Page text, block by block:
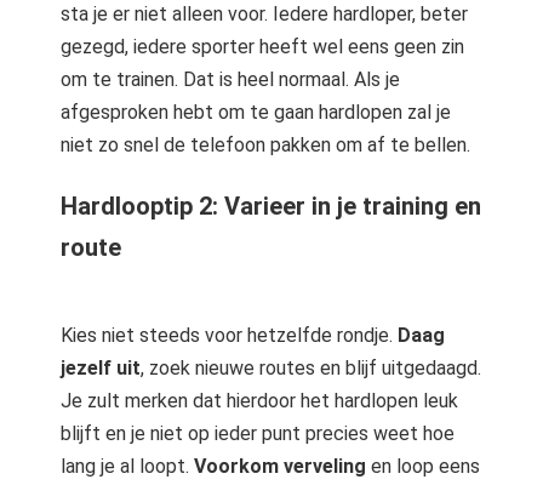
sta je er niet alleen voor. Iedere hardloper, beter
gezegd, iedere sporter heeft wel eens geen zin
om te trainen. Dat is heel normaal. Als je
afgesproken hebt om te gaan hardlopen zal je
niet zo snel de telefoon pakken om af te bellen.
Hardlooptip 2: Varieer in je training en
route
Kies niet steeds voor hetzelfde rondje. Daag
jezelf uit, zoek nieuwe routes en blijf uitgedaagd.
Je zult merken dat hierdoor het hardlopen leuk
blijft en je niet op ieder punt precies weet hoe
lang je al loopt. Voorkom verveling en loop eens